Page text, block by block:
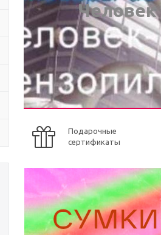
Человек
Подарочные
сертификаты